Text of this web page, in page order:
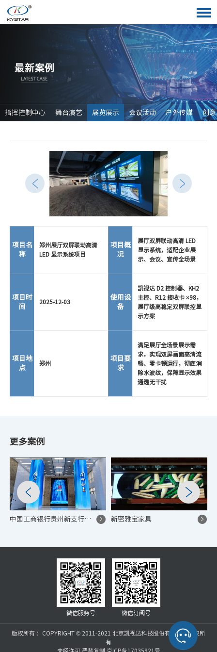
指挥控制中心 舞台演艺 展览展示 会议活动 户外传媒 创
项目名
称
郑州展厅双屏联动高清
LED 显示系统项目
项目概
况
展厅双屏联动高清 LED
显示系统，适配企业展
示、会议、宣传全场景
项目时
间
2025-12-03
使用设
备
凯视达 D2 控制器、KH2
主控、R12 接收卡 ×98，
展厅级高稳定双屏联控显
示方案
项目地
点
郑州
项目要
求
满足展厅全场景展示需
求，实现双屏画面高清流
畅、零卡顿运行，彻底消
除水波纹，保障显示效果
通透无干扰
更多案例
中国工商银行贵州新支行大厅 新密雅宝家具
微信服务号 微信订阅号
版权所有 ：COPYRIGHT © 2011-2021 北京凯视达科技股份有限公司版权所
有
未经许可 严禁复制 京ICP备17035921号